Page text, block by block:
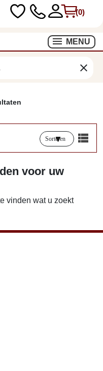
(0)
MENU
clear
Sorteren
voor uw
vinden wat u zoekt